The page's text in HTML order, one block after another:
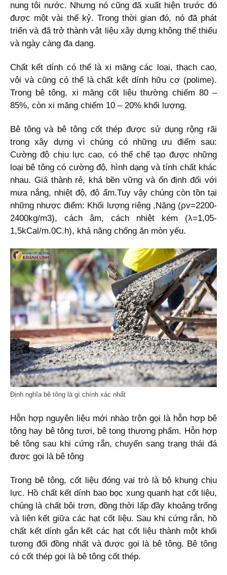
nung tôi nước. Nhưng nó cũng đã xuất hiện trước đó
được một vài thế kỷ. Trong thời gian đó, nó đã phát
triển và đã trở thành vật liệu xây dựng không thể thiếu
và ngày càng đa dạng.
Chất kết dính có thể là xi măng các loại, thạch cao,
vôi và cũng có thể là chất kết dính hữu cơ (polime).
Trong bê tông, xi măng cốt liệu thường chiếm 80 –
85%, còn xi măng chiếm 10 – 20% khối lượng.
Bê tông và bê tông cốt thép được sử dụng rộng rãi
trong xây dựng vì chúng có những ưu điểm sau:
Cường độ chịu lực cao, có thể chế tạo được những
loại bê tông có cường độ, hình dạng và tính chất khác
nhau. Giá thành rẻ, khá bền vững và ổn định đối với
mưa nắng, nhiệt độ, độ ẩm.Tuy vậy chúng còn tồn tại
những nhược điểm: Khối lượng riêng ,Nặng (ρv=2200-
2400kg/m3), cách âm, cách nhiệt kém (λ=1,05-
1,5kCal/m.0C.h), khả năng chống ăn mòn yếu.
Định nghĩa bê tông là gì chính xác nhất
Hỗn hợp nguyên liệu mới nhào trộn gọi là hỗn hợp bê
tông hay bê tông tươi, bê tong thương phẩm. Hỗn hợp
bê tông sau khi cứng rắn, chuyển sang trạng thái đá
được gọi là bê tông
Trong bê tông, cốt liệu đóng vai trò là bộ khung chịu
lực. Hồ chất kết dính bao bọc xung quanh hạt cốt liệu,
chúng là chất bôi trơn, đồng thời lấp đầy khoảng trống
và liên kết giữa các hạt cốt liệu. Sau khi cứng rắn, hồ
chất kết dính gắn kết các hạt cốt liệu thành một khối
tương đối đồng nhất và được gọi là bê tông. Bê tông
có cốt thép gọi là bê tông cốt thép.